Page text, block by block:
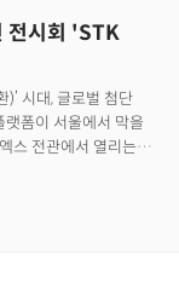
전시회 'STK
)’ 시대, 글로벌 첨단
폼이 서울에서 막을
스 전관에서 열리는